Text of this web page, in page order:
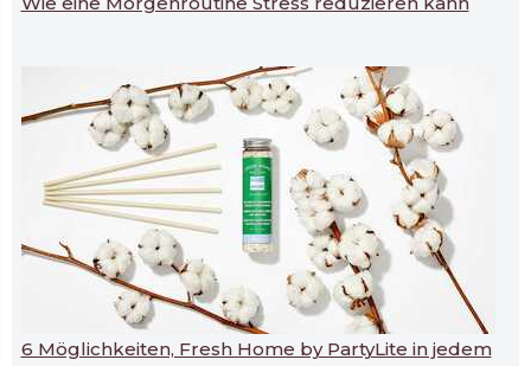
6 Möglichkeiten, Fresh Home by PartyLite in jedem